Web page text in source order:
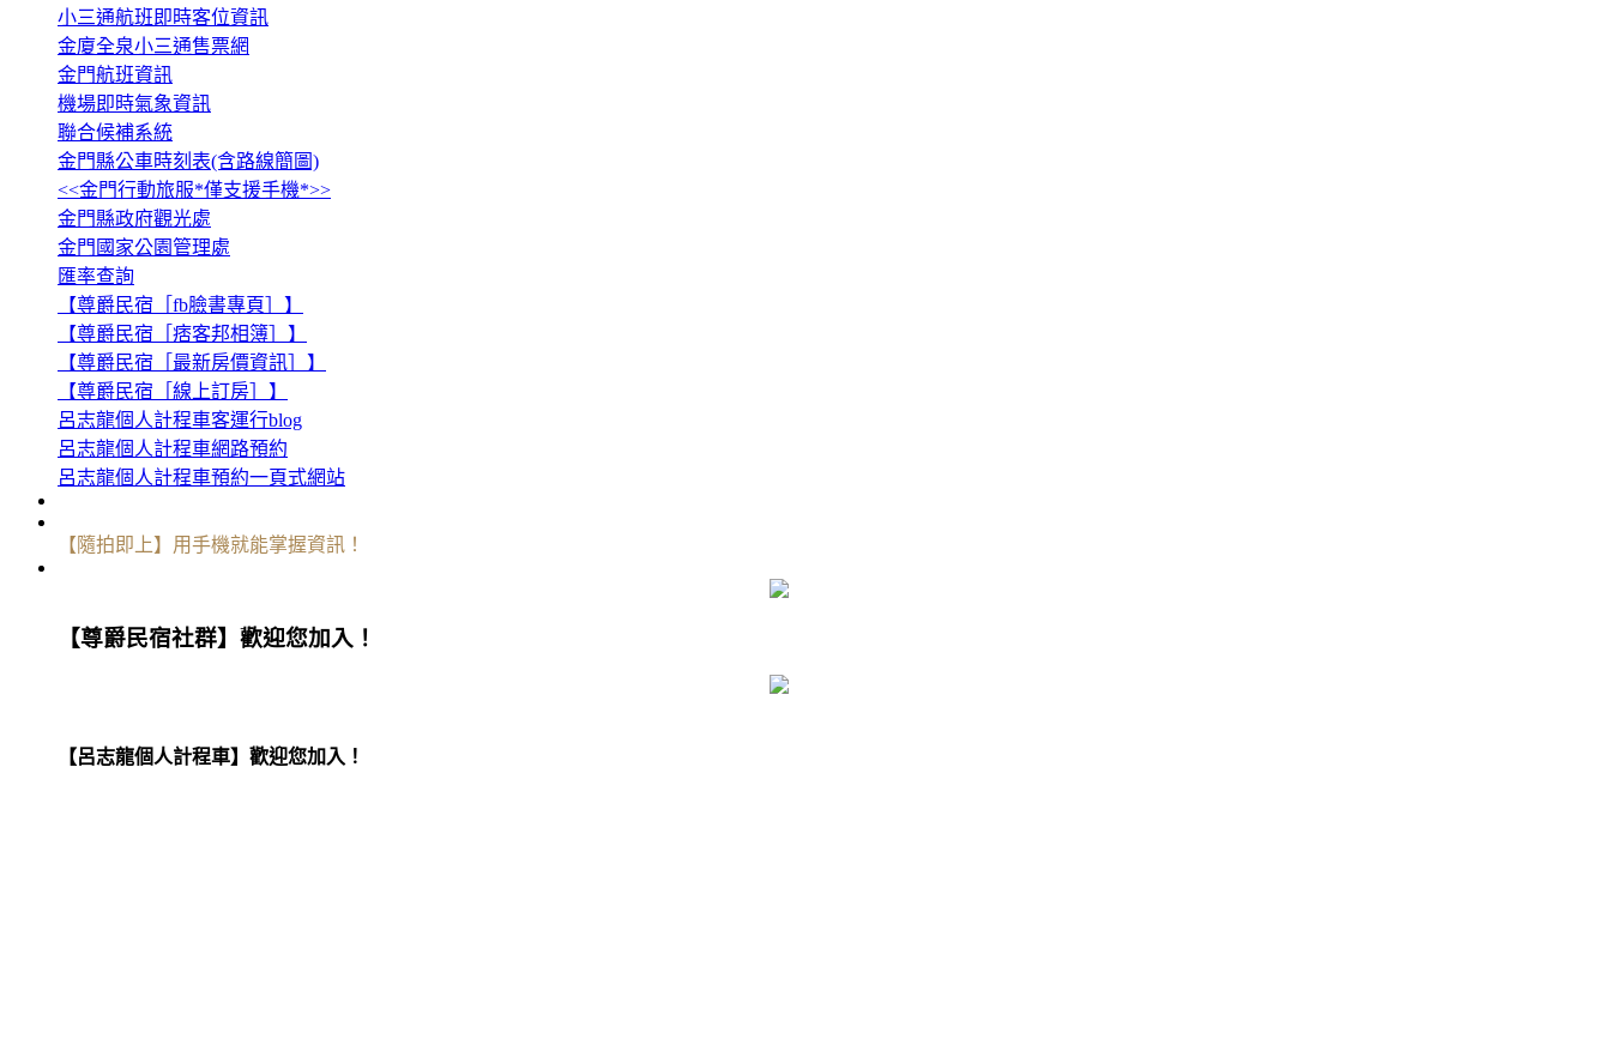
小三通航班即時客位資訊
金廈全泉小三通售票網
金門航班資訊
機場即時氣象資訊
聯合候補系統
金門縣公車時刻表(含路線簡圖)
<<金門行動旅服*僅支援手機*>>
金門縣政府觀光處
金門國家公園管理處
匯率查詢
【尊爵民宿［fb臉書專頁］】
【尊爵民宿［痞客邦相簿］】
【尊爵民宿［最新房價資訊］】
【尊爵民宿［線上訂房］】
呂志龍個人計程車客運行blog
呂志龍個人計程車網路預約
呂志龍個人計程車預約一頁式網站
【隨拍即上】用手機就能掌握資訊！
【尊爵民宿社群】歡迎您加入！
【呂志龍個人計程車】歡迎您加入！